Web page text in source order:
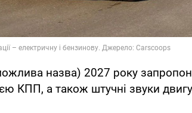
назва) 2027 року
КПП, а також штучні звуки